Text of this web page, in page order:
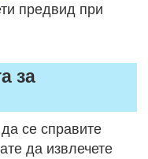
предвид при
за
се справите
да извлечете